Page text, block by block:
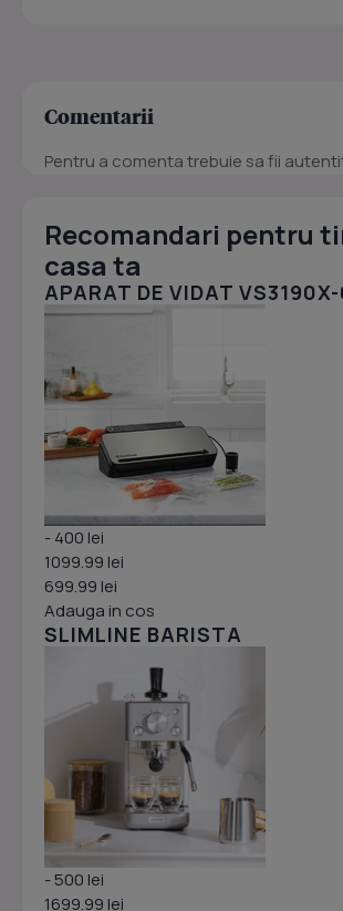
Comentarii
Pentru a comenta trebuie sa fii
Recomandari pentru
casa ta
APARAT DE VIDAT VS3190X-
- 400 lei
1099.99 lei
699.99 lei
Adauga in cos
SLIMLINE BARISTA
- 500 lei
1699.99 lei